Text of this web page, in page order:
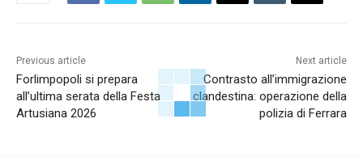
Previous article
Forlimpopoli si prepara
all’ultima serata della Festa
Artusiana 2026
Next article
Contrasto all’immigrazione
clandestina: operazione della
polizia di Ferrara